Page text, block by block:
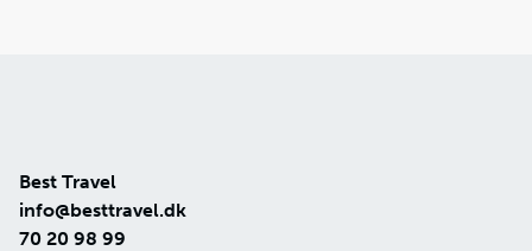
Best Travel
info@besttravel.dk
70 20 98 99